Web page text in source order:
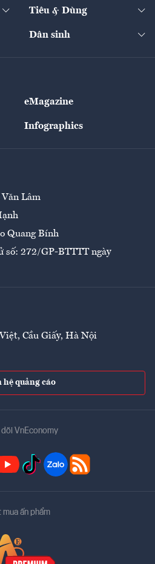
Thị trường
Nông sản
Tiêu & Dùng
Giải trí
Dân sinh
eMagazine
Infographics
Lâm
Quang Bính
số: 272/GP-BTTTT ngày
Cầu Giấy, Hà Nội
hệ quảng cáo
dõi VnEconomy
mua ấn phẩm